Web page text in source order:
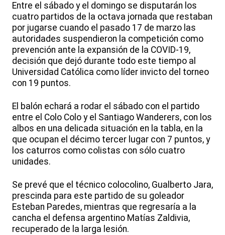
Entre el sábado y el domingo se disputarán los
cuatro partidos de la octava jornada que restaban
por jugarse cuando el pasado 17 de marzo las
autoridades suspendieron la competición como
prevención ante la expansión de la COVID-19,
decisión que dejó durante todo este tiempo al
Universidad Católica como líder invicto del torneo
con 19 puntos.
El balón echará a rodar el sábado con el partido
entre el Colo Colo y el Santiago Wanderers, con los
albos en una delicada situación en la tabla, en la
que ocupan el décimo tercer lugar con 7 puntos, y
los caturros como colistas con sólo cuatro
unidades.
Se prevé que el técnico colocolino, Gualberto Jara,
prescinda para este partido de su goleador
Esteban Paredes, mientras que regresaría a la
cancha el defensa argentino Matías Zaldivia,
recuperado de la larga lesión.